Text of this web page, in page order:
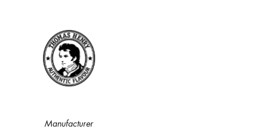
Manufacturer